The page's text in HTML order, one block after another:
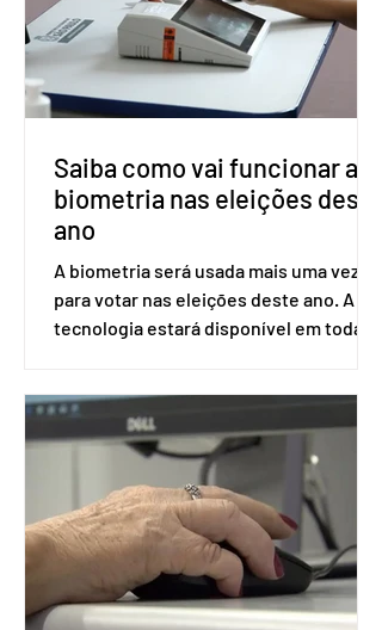
Saúde à Comissão Nacional de
Incorporação de Novas Tecnologias no
SUS (Conitec) na semana que vem. A
Conitec é um colegiado
Saiba como vai funcionar a
biometria nas eleições deste
ano
A biometria será usada mais uma vez
para votar nas eleições deste ano. A
tecnologia estará disponível em todas
Apesar da requisição, a biometria não é
obrigatória para exercer o direito ao
voto. Se o título estiver regular, o
eleitor pode votar mesmo sem ter
realizado esse cadastro. Neste caso,
será exigido o documento de
identificação para acesso à urna
eletrônica. Se a urna eletrônica não